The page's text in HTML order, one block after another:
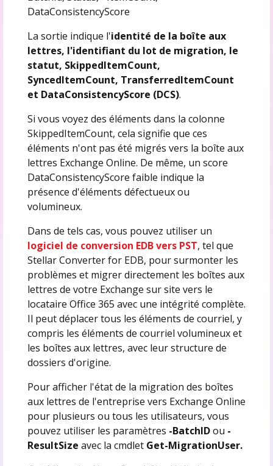
DataConsistencyScore
La sortie indique l'identité de la boîte aux
lettres, l'identifiant du lot de migration, le
statut, SkippedItemCount,
SyncedItemCount, TransferredItemCount
et DataConsistencyScore (DCS).
Si vous voyez des éléments dans la colonne
SkippedItemCount, cela signifie que ces
éléments n'ont pas été migrés vers la boîte aux
lettres Exchange Online. De même, un score
DataConsistencyScore faible indique la
présence d'éléments défectueux ou
volumineux.
Dans de tels cas, vous pouvez utiliser un
logiciel de conversion EDB vers PST, tel que
Stellar Converter for EDB, pour surmonter les
problèmes et migrer directement les boîtes aux
lettres de votre Exchange sur site vers le
locataire Office 365 avec une intégrité complète.
Il peut déplacer tous les éléments de courriel, y
compris les éléments de courriel volumineux et
les boîtes aux lettres, avec leur structure de
dossiers d'origine.
Pour afficher l'état de la migration des boîtes
aux lettres de l'entreprise vers Exchange Online
pour plusieurs ou tous les utilisateurs, vous
pouvez utiliser les paramètres -BatchIDou -
ResultSize avec la cmdlet Get-MigrationUser.